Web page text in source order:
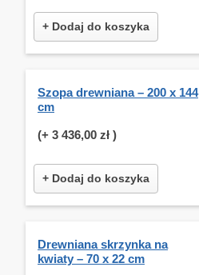
+ Dodaj do koszyka
Szopa drewniana – 200 x 144
cm
(+ 3 436,00 zł )
+ Dodaj do koszyka
Drewniana skrzynka na
kwiaty – 70 x 22 cm